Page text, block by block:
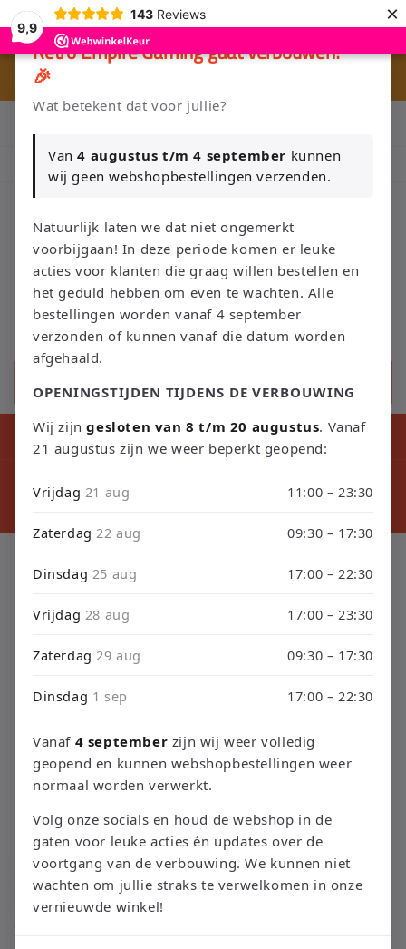
9,9
143 Reviews ×
passer
au
contenu
Klik Hier en Verkoop je Game of TCG collectie aan Retro Empire
Nieuw: zoek je Magic-deck automatisch op in onze voorraad.
Kortingscode tijdens ons verbouwing10% Korting op Games en
Consoles : Verbouwing2026
⚠️ PLEASE NOTE: Orders placed from August 4 through
September 3 will be shipped on September 4 due to our
:
Pokémon TCG Japans
Filtrer et trier 32 produits
Glory of team Rocket - Pokémon [JP]
Mega Symphonia - Pokémon [JP]
Retro Empire Gaming gaat verbouwen!
🎉
Wat betekent dat voor jullie?
Van4 augustus t/m 4 september kunnen
wij geen webshopbestellingen verzenden.
Natuurlijk laten we dat niet ongemerkt
voorbijgaan! In deze periode komen er leuke
acties voor klanten die graag willen bestellen en
het geduld hebben om even te wachten. Alle
bestellingen worden vanaf 4 september
verzonden of kunnen vanaf die datum worden
afgehaald.
OPENINGSTIJDEN TIJDENS DE VERBOUWING
Wij zijngesloten van 8 t/m 20 augustus. Vanaf
21 augustus zijn we weer beperkt geopend:
Vrijdag 21 aug 11:00 – 23:30
Zaterdag22 aug 09:30 – 17:30
Dinsdag 25 aug 17:00 – 22:30
Vrijdag 28 aug 17:00 – 23:30
Zaterdag29 aug 09:30 – 17:30
Dinsdag 1 sep 17:00 – 22:30
Vanaf 4 september zijn wij weer volledig
geopend en kunnen webshopbestellingen weer
normaal worden verwerkt.
Volg onze socials en houd de webshop in de
gaten voor leuke acties én updates over de
voortgang van de verbouwing. We kunnen niet
wachten om jullie straks te verwelkomen in onze
vernieuwde winkel!